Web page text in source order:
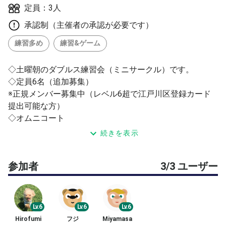
定員：3人
承認制（主催者の承認が必要です）
練習多め 練習&ゲーム
◇土曜朝のダブルス練習会（ミニサークル）です。
◇定員6名（追加募集）
※正規メンバー募集中（レベル6超で江戸川区登録カード
提出可能な方）
◇オムニコート
・遅刻、早退OKです。事前にお知らせください。
・初めての方、戦績等ない方は承認が遅れる場合がありま
す。
◆タイムテーブル
続きを表示
参加者 3/3 ユーザー
Lv.6
Hirofumi
Lv.6
フジ
Lv.6
Miyamasa